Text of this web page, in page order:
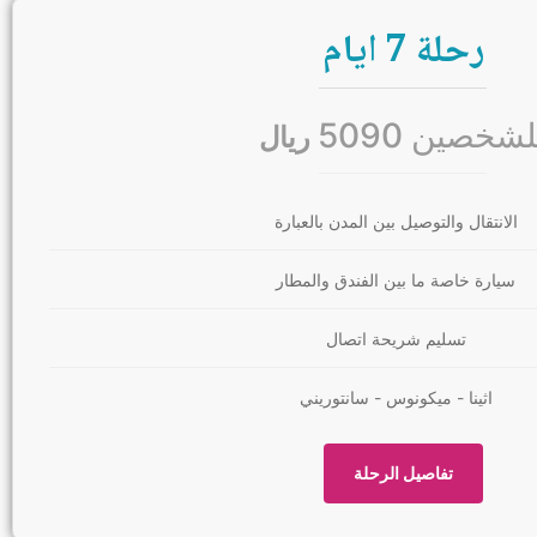
رحلة 7 ايام
5090 ريال
الانتقال والتوصيل بين المدن بالعبارة
سيارة خاصة ما بين الفندق والمطار
تسليم شريحة اتصال
اثينا - ميكونوس - سانتوريني
تفاصيل الرحلة